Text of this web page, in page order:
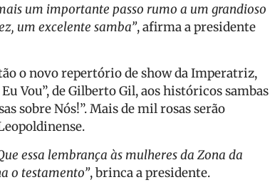
um importante passo rumo a um grandioso
um excelente samba”, afirma a presidente
o novo repertório de show da Imperatriz,
Vou”, de Gilberto Gil, aos históricos sambas
sobre Nós!”. Mais de mil rosas serão
essa lembrança às mulheres da Zona da
o testamento”, brinca a presidente.